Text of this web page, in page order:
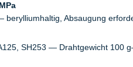
beryllium­haltig, Absaugung
SH253 — Drahtgewicht 100